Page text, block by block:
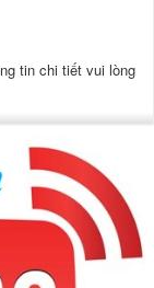
tin chi tiết vui lòng